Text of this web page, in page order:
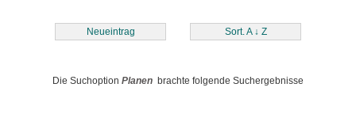
Neueintrag Sort. A ↓ Z
Die Suchoption Planen brachte folgende Suchergebnisse